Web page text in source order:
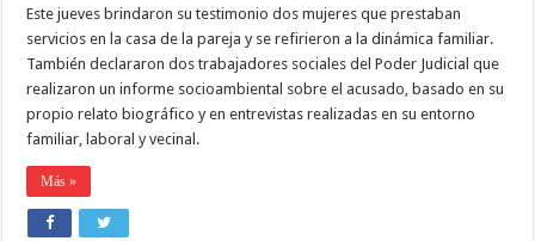
Este jueves brindaron su testimonio dos mujeres que prestaban
servicios en la casa de la pareja y se refirieron a la dinámica familiar.
También declararon dos trabajadores sociales del Poder Judicial que
realizaron un informe socioambiental sobre el acusado, basado en su
propio relato biográfico y en entrevistas realizadas en su entorno
familiar, laboral y vecinal.
Más »